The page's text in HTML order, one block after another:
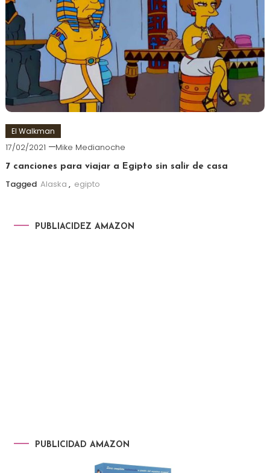
El Walkman
17/02/2021 Mike Medianoche
7 canciones para viajar a Egipto sin salir de casa
Tagged Alaska , egipto
PUBLIACIDEZ AMAZON
PUBLICIDAD AMAZON